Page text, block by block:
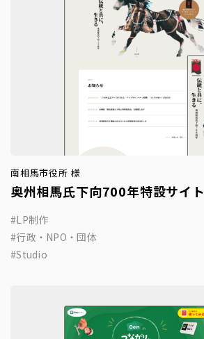
南相馬市役所 様
奥州相馬氏下向700年特設サイト
LP制作
行政・NPO・団体
Studio